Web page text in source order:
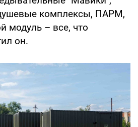
комплексы, ПАРМ,
модуль – все, что
он.